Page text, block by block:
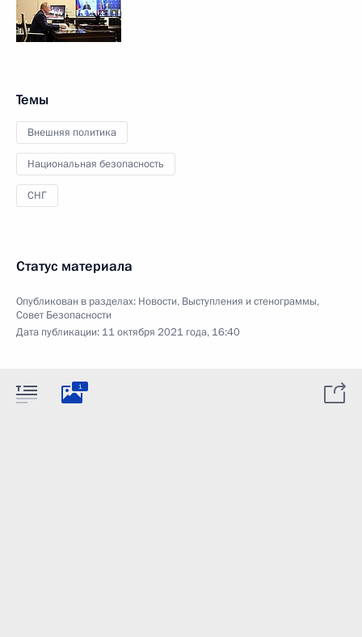
Темы
Внешняя политика
Национальная безопасность
СНГ
Статус материала
Опубликован в разделах: Новости, Выступления и стенограммы,
Совет Безопасности
Дата публикации: 11 октября 2021 года, 16:40
1